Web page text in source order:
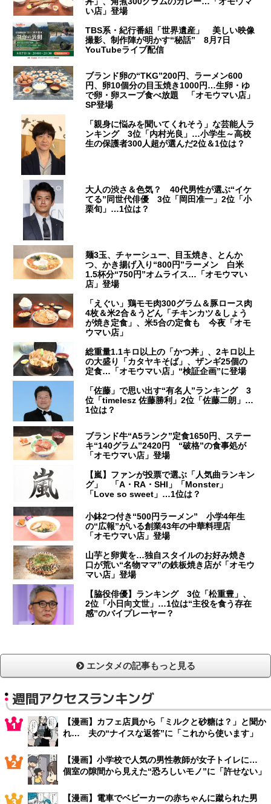
い店」登場
TBS系・紀行番組「世界遺産」 美しい映像
撮影、制作陣が明かす“秘話” 8月7日
YouTubeライブ配信
ブランド卵の“TKG”200円、ラーメン600
円、卵10個分の目玉焼き1000円…生卵・ゆ
で卵・卵スープ食べ放題 「オモウマい店」
SP登場
「親身に悩みを聞いてくれそう」な芸能人ラ
ンキング 3位「内村光良」…小学生～高校
生の保護者300人超が選んだ2位＆1位は？
大人の渋さ＆色気？ 40代男性が選ぶ“イケ
てる”同世代俳優 3位「岡田准一」2位「小
栗旬」…1位は？
麺3玉、チャーシュー、目玉焼き、とんか
つ、かき揚げ入り“800円”ラーメン 白米
1.5杯分“750円”オムライス…「オモウマい
店」登場
「えぐい」鶏モモ肉300グラム＆豚ロース肉
4枚＆米2合＆うどん「チキンカツ＆しょう
が焼き定食」、米5合の定食も 今夜「オモ
ウマい店」
総重量1.1キロ以上の「かつ丼」、2キロ以上
の大盛り「カタヤキそば」、ザンギ25個の
定食…「オモウマい店」“検証企画”に登場
「佐藤」で思い出す“有名人”ランキング 3
位「timelesz 佐藤勝利」2位「佐藤二朗」…
1位は？
ブランド牛“A5ランク”定食1650円、ステー
キ“140グラム”2420円 “破格”の食事処が
「オモウマい店」登場
【嵐】ファンが投票で選ぶ「人気曲ランキン
グ」 「A・RA・SHI」「Monster」
「Love so sweet」…1位は？
小鉢2つ付き“500円ラーメン” 小学4年生
の“広報”がいる創業43年の中華料理店
「オモウマい店」登場
山芋と卵黄を…独自スタイルのお好み焼き
口が荒い“名物ママ”の鉄板焼き店が「オモウ
マい店」登場
【脇役俳優】ランキング 3位「松重豊」、
2位「小日向文世」…1位は“主役を食う存在
感”のバイプレーヤー？
エンタメの記事もっと見る
週間アクセスランキング
【漫画】カフェ店員から「ミルクと砂糖は？」と聞か
れ… 夫の“ナイスな返答”に「これから使います」
【漫画】小学校で人気の男性教師が女子トイレに…
個室の隙間から見えた“恐ろしいモノ”に「許せない」
【漫画】電車でベビーカーの赤ちゃんに蹴られた男